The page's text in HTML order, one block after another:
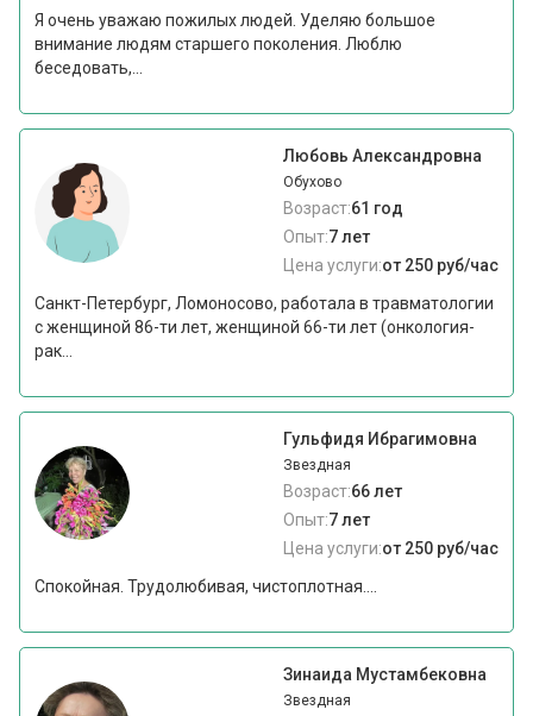
Я очень уважаю пожилых людей. Уделяю большое
внимание людям старшего поколения. Люблю
беседовать,...
Любовь Александровна
Обухово
Возраст:61 год
Опыт:7 лет
Цена услуги:от 250 руб/час
Санкт-Петербург, Ломоносово, работала в травматологии
с женщиной 86-ти лет, женщиной 66-ти лет (онкология-
рак...
Гульфидя Ибрагимовна
Звездная
Возраст:66 лет
Опыт:7 лет
Цена услуги:от 250 руб/час
Спокойная. Трудолюбивая, чистоплотная....
Зинаида Мустамбековна
Звездная